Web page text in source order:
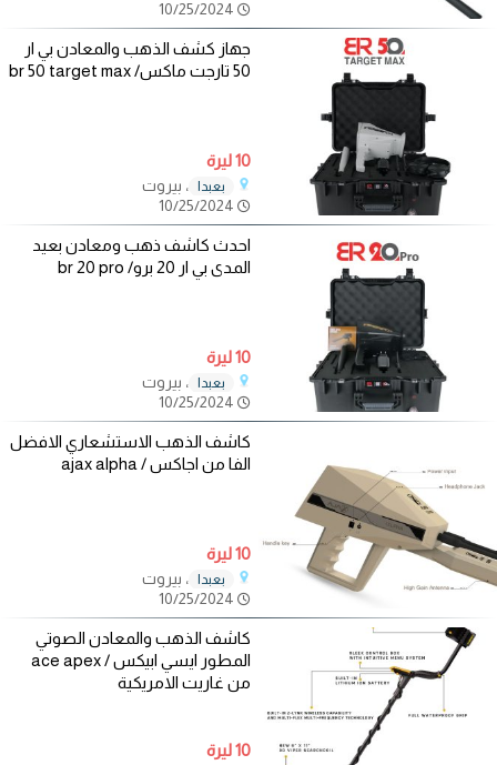
جهاز كشف الذهب والمعادن بي ار
50 تارجت ماكس/ br 50 target max
10 ليرة
بعبدا
، بيروت
احدث كاشف ذهب ومعادن بعيد
المدى بي ار 20 برو/ br 20 pro
10 ليرة
بعبدا
، بيروت
كاشف الذهب الاستشعاري الافضل
الفا من اجاكس / ajax alpha
10 ليرة
بعبدا
، بيروت
كاشف الذهب والمعادن الصوتي
المطور ايسي ابيكس / ace apex
من غاريت الامريكية
10 ليرة